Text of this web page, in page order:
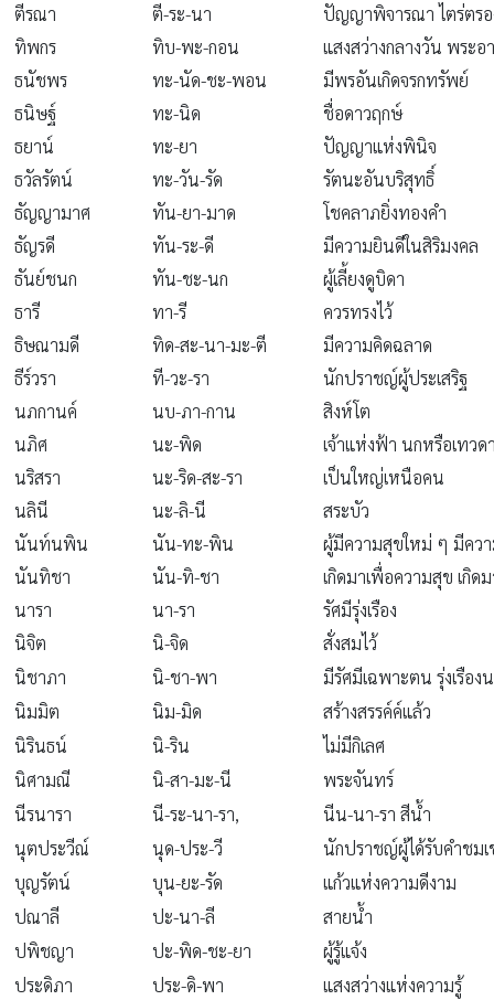
ตีรณา
ตี-ระ-นา
ปัญญาพิจารณา ไตร่ตร
ทิพกร
ทิบ-พะ-กอน
แสงสว่างกลางวัน พระ
ธนัชพร
ทะ-นัด-ชะ-พอน
มีพรอันเกิดจรกทรัพย์
ธนิษฐ์
ทะ-นิด
ชื่อดาวฤกษ์
ธยาน์
ทะ-ยา
ปัญญาแห่งพินิจ
ธวัลรัตน์
ทะ-วัน-รัด
รัตนะอันบริสุทธิ์
ธัญญามาศ
ทัน-ยา-มาด
โชคลาภยิ่งทองคำ
ธัญรดี
ทัน-ระ-ดี
มีความยินดีในสิริมงคล
ธันย์ชนก
ทัน-ชะ-นก
ผู้เลี้ยงดูบิดา
ธารี
ทา-รี
ควรทรงไว้
ธิษณามดี
ทิด-สะ-นา-มะ-ตี
มีความคิดฉลาด
ธีร์วรา
ที-วะ-รา
นักปราชญ์ผู้ประเสริฐ
นภกานค์
นบ-ภา-กาน
สิงห์โต
นภิศ
นะ-พิด
เจ้าแห่งฟ้า นกหรือเทวด
นริสรา
นะ-ริด-สะ-รา
เป็นใหญ่เหนือคน
นลินี
นะ-ลิ-นี
สระบัว
นันท์นพิน
นัน-ทะ-พิน
ผู้มีความสุขใหม่ ๆ มีคว
นันทิชา
นัน-ทิ-ชา
เกิดมาเพื่อความสุข เกิด
นารา
นา-รา
รัศมีรุ่งเรือง
นิจิต
นิ-จิด
สั่งสมไว้
นิชาภา
นิ-ชา-พา
มีรัศมีเฉพาะตน รุ่งเรือง
นิมมิต
นิม-มิด
สร้างสรรค์ค์แล้ว
นิรินธน์
นิ-ริน
ไม่มีกิเลศ
นิศามณี
นิ-สา-มะ-นี
พระจันทร์
นีรนารา
นี-ระ-นา-รา,
นีน-นา-รา สีน้ำ
นุตประวีณ์
นุด-ประ-วี
นักปราชญ์ผู้ได้รับคำชมเ
บุญรัตน์
บุน-ยะ-รัด
แก้วแห่งความดีงาม
ปณาลี
ปะ-นา-ลี
สายน้ำ
ปพิชญา
ปะ-พิด-ชะ-ยา
ผู้รู้แจ้ง
ประดิภา
ประ-ดิ-พา
แสงสว่างแห่งความรู้